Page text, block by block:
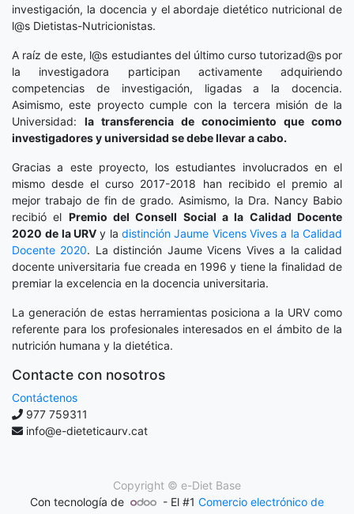
investigación, la docencia y el abordaje dietético nutricional de
l@s Dietistas-Nutricionistas.
A raíz de este, l@s estudiantes del último curso tutorizad@s por
la investigadora participan activamente adquiriendo
competencias de investigación, ligadas a la docencia.
Asimismo, este proyecto cumple con la tercera misión de la
Universidad: la transferencia de conocimiento que como
investigadores y universidad se debe llevar a cabo.
Gracias a este proyecto, los estudiantes involucrados en el
mismo desde el curso 2017-2018 han recibido el premio al
mejor trabajo de fin de grado. Asimismo, la Dra. Nancy Babio
recibió el Premio del Consell Social a la Calidad Docente
2020 de la URV y ladistinción Jaume Vicens Vives a la Calidad
Docente 2020. La distinción Jaume Vicens Vives a la calidad
docente universitaria fue creada en 1996 y tiene la finalidad de
premiar la excelencia en la docencia universitaria.
La generación de estas herramientas posiciona a la URV como
referente para los profesionales interesados en el ámbito de la
nutrición humana y la dietética.
Contacte con nosotros
Contáctenos
977 759311
info@e-dieteticaurv.cat
Copyright © e-Diet Base
Con tecnología de
- El #1 Comercio electrónico de